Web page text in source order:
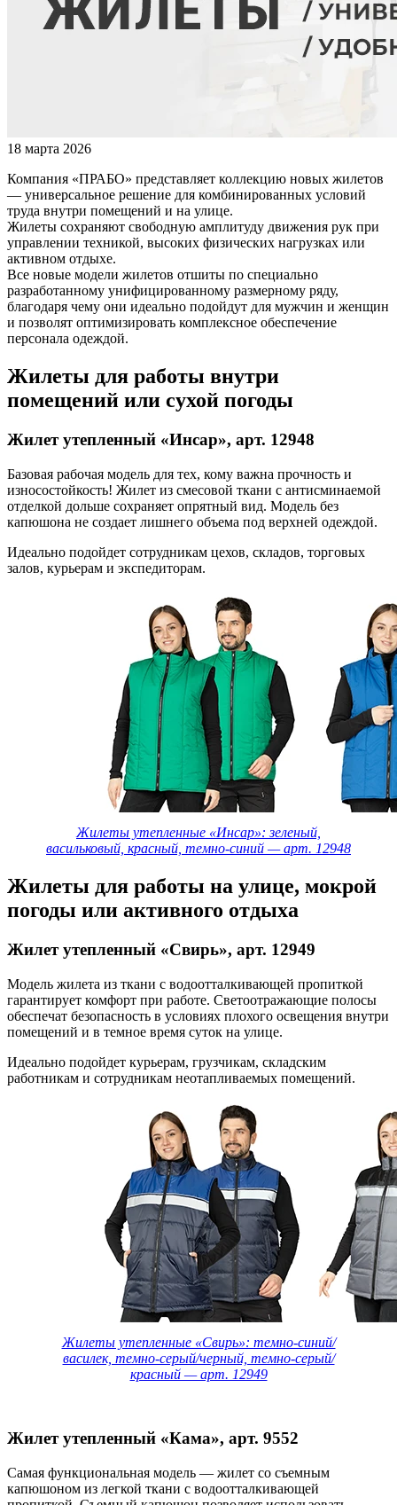
18 марта 2026
Компания «ПРАБО» представляет коллекцию новых жилетов
— универсальное решение для комбинированных условий
труда внутри помещений и на улице.
Жилеты сохраняют свободную амплитуду движения рук при
управлении техникой, высоких физических нагрузках или
активном отдыхе.
Все новые модели жилетов отшиты по специально
разработанному унифицированному размерному ряду,
благодаря чему они идеально подойдут для мужчин и женщин
и позволят оптимизировать комплексное обеспечение
персонала одеждой.
Жилеты для работы внутри
помещений или сухой погоды
Жилет утепленный «Инсар», арт. 12948
Базовая рабочая модель для тех, кому важна прочность и
износостойкость! Жилет из смесовой ткани с антисминаемой
отделкой дольше сохраняет опрятный вид. Модель без
капюшона не создает лишнего объема под верхней одеждой.
Идеально подойдет сотрудникам цехов, складов, торговых
залов, курьерам и экспедиторам.
Жилеты утепленные «Инсар»: зеленый,
васильковый, красный, темно-синий — арт. 12948
Жилеты для работы на улице, мокрой
погоды или активного отдыха
Жилет утепленный «Свирь», арт. 12949
Модель жилета из ткани с водоотталкивающей пропиткой
гарантирует комфорт при работе. Светоотражающие полосы
обеспечат безопасность в условиях плохого освещения внутри
помещений и в темное время суток на улице.
Идеально подойдет курьерам, грузчикам, складским
работникам и сотрудникам неотапливаемых помещений.
Жилеты утепленные «Свирь»: темно-синий/
василек, темно-серый/черный, темно-серый/
красный — арт. 12949
Жилет утепленный «Кама», арт. 9552
Самая функциональная модель — жилет со съемным
капюшоном из легкой ткани с водоотталкивающей